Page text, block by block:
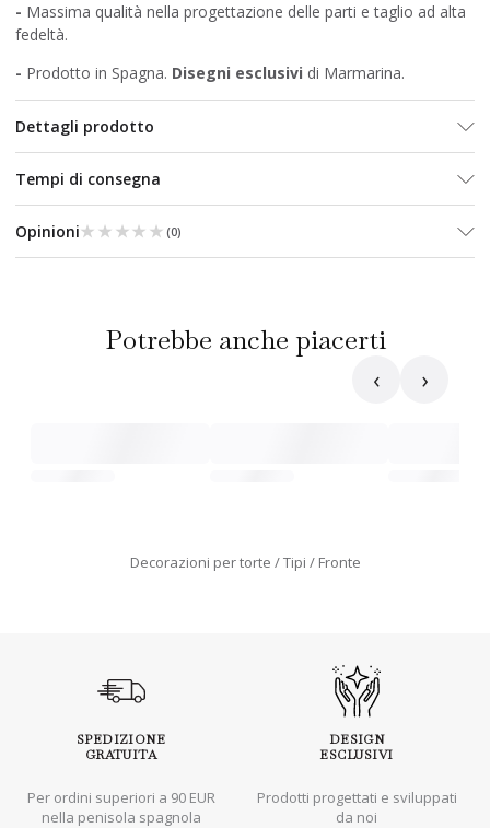
- Massima qualità nella progettazione delle parti e taglio ad alta
fedeltà.
- Prodotto in Spagna. Disegni esclusivi di Marmarina.
Dettagli prodotto
Tempi di consegna
Opinioni★★★★★
★★★★★ (0)
Potrebbe anche piacerti
‹ ›
Decorazioni per torte Tipi Fronte
SPEDIZIONE
GRATUITA
Per ordini superiori a 90 EUR
nella penisola spagnola
DESIGN
ESCLUSIVI
Prodotti progettati e sviluppati
da noi